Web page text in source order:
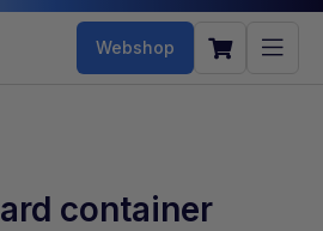
Webshop
container